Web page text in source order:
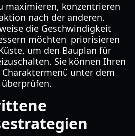
maximieren, konzentrieren
nach der anderen.
die Geschwindigkeit
möchten, priorisieren
um den Bauplan für
Sie können Ihren
unter dem
überprüfen.